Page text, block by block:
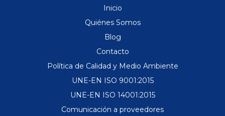
Inicio
Quiénes Somos
Blog
Contacto
Política de Calidad y Medio Ambiente
UNE-EN ISO 9001:2015
UNE-EN ISO 14001:2015
Comunicación a proveedores